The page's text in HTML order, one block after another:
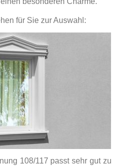
für Sie zur Auswahl:
108/117 passt sehr gut zu